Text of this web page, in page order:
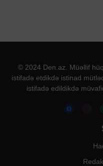
© 2024 Den.az. Müəllif
istifadə etdikdə istinad
istifadə edildikdə